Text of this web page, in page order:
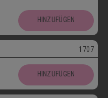
HINZUFÜGEN
1707
HINZUFÜGEN